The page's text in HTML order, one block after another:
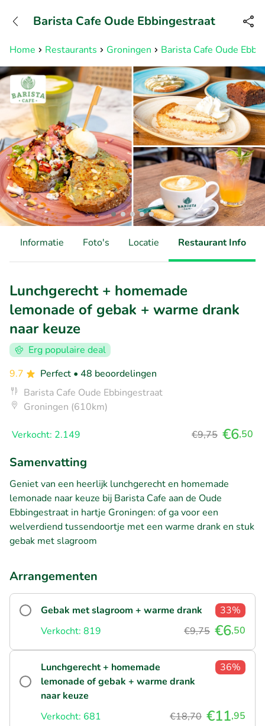
Bereikbaar tot 23:00 uur
Home Restaurants Groningen Barista Cafe Oude
Barista Cafe Oude Ebbingestraat
Informatie Foto's Locatie Restaurant Info
Lunchgerecht + homemade
lemonade of gebak + warme drank
naar keuze
Erg populaire deal
9.7
Perfect • 48 beoordelingen
Barista Cafe Oude Ebbingestraat
Groningen (610km)
Verkocht: 2.149 €9,75 €6,50
Samenvatting
Geniet van een heerlijk lunchgerecht en homemade
lemonade naar keuze bij Barista Cafe aan de Oude
Ebbingestraat in hartje Groningen: of ga voor een
welverdiend tussendoortje met een warme drank en stuk
gebak met slagroom
Arrangementen
Gebak met slagroom + warme drank
33%
Verkocht: 819
€9,75 €6,50
Lunchgerecht + homemade
lemonade of gebak + warme drank
naar keuze
36%
Verkocht: 681 €18,70 €11,95